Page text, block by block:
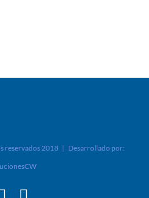
reservados 2018 | Desarrollado por: